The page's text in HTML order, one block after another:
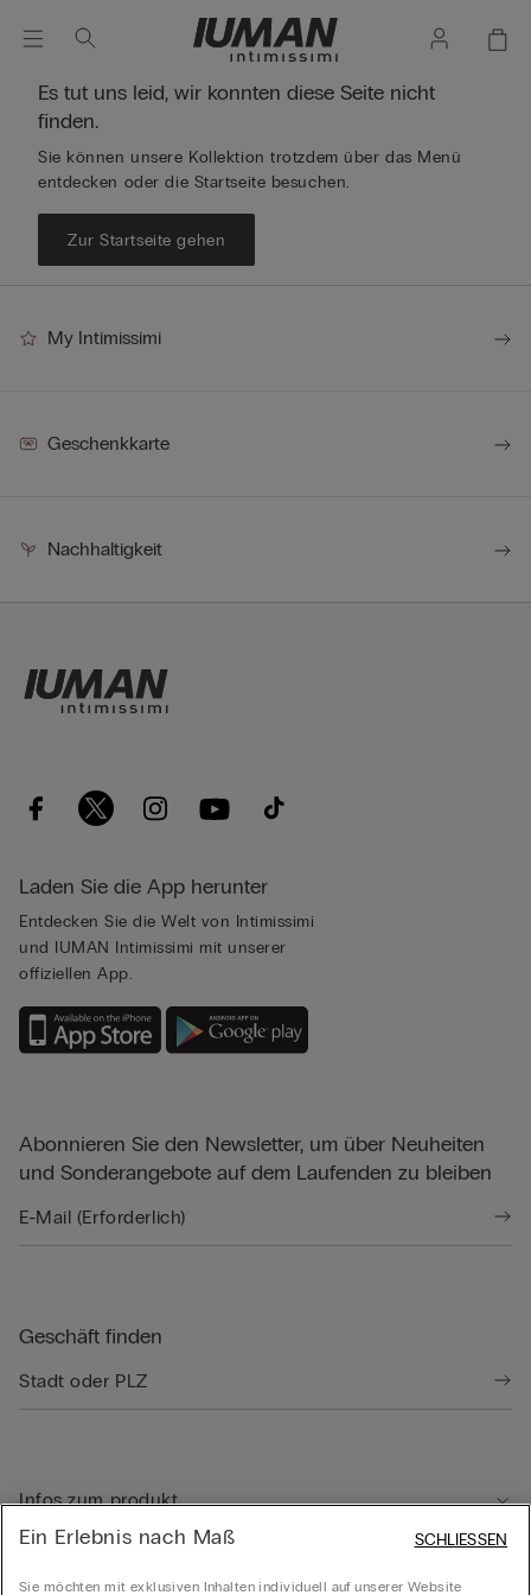
Es tut uns leid, wir konnten diese Seite nicht
finden.
Sie können unsere Kollektion trotzdem über das Menü
entdecken oder die Startseite besuchen.
Zur Startseite gehen
My Intimissimi
Geschenkkarte
Nachhaltigkeit
Laden Sie die App herunter
Entdecken Sie die Welt von Intimissimi
und IUMAN Intimissimi mit unserer
offiziellen App.
Abonnieren Sie den Newsletter, um über Neuheiten
und Sonderangebote auf dem Laufenden zu bleiben
Geschäft finden
Infos zum produkt
Ein Erlebnis nach Maß
Sie möchten mit exklusiven Inhalten individuell auf unserer Website
SCHLIESSEN